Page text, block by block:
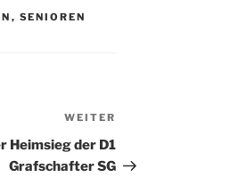
, SENIOREN
WEITER
Heimsieg der D1
Grafschafter SG